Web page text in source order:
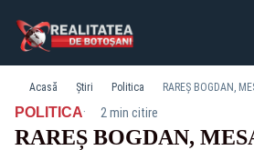
Acasă Știri Politica
POLITICA· 2 min citire
RAREȘ BOGDAN,